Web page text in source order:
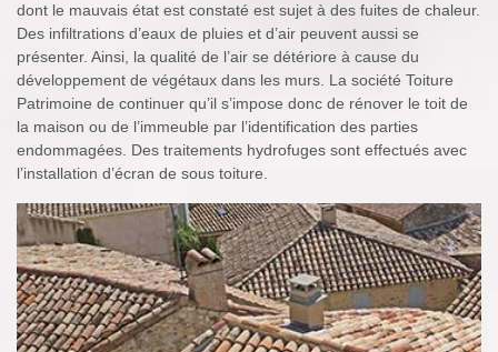
dont le mauvais état est constaté est sujet à des fuites de chaleur.
Des infiltrations d’eaux de pluies et d’air peuvent aussi se
présenter. Ainsi, la qualité de l’air se détériore à cause du
développement de végétaux dans les murs. La société Toiture
Patrimoine de continuer qu’il s’impose donc de rénover le toit de
la maison ou de l’immeuble par l’identification des parties
endommagées. Des traitements hydrofuges sont effectués avec
l’installation d’écran de sous toiture.